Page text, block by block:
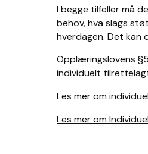
I begge tilfeller må
behov, hva slags
hverdagen. Det kan
Opplæringslovens
individuelt
Les mer om
Les mer om